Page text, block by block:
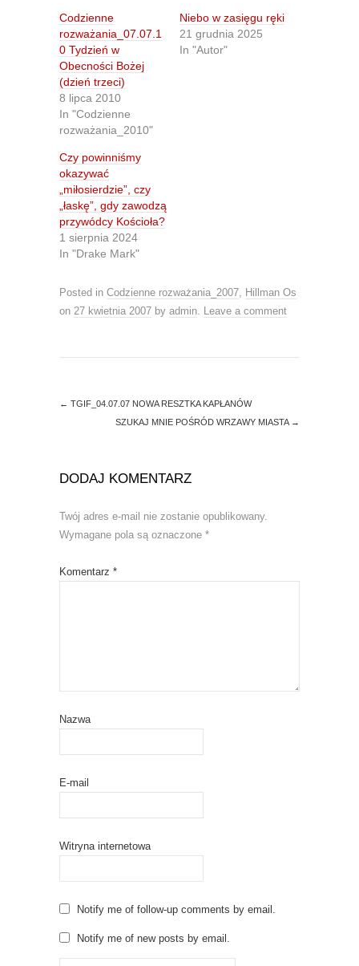
h
a
r
e
o
n
T
w
i
t
t
e
r
O
p
e
n
s
i
n
n
e
w
w
d
o
w
r
e
n
F
b
o
o
(
O
n
s
i
n
n
e
w
n
d
o
Codzienne
rozważania_07.07.1
0 Tydzień w
Obecności Bożej
(dzień trzeci)
8 lipca 2010
In "Codzienne
rozważania_2010"
Niebo w zasięgu ręki
21 grudnia 2025
In "Autor"
Czy powinniśmy
okazywać
„miłosierdzie”, czy
„łaskę”, gdy zawodzą
przywódcy Kościoła?
1 sierpnia 2024
In "Drake Mark"
Posted in Codzienne rozważania_2007, Hillman Os
on 27 kwietnia 2007 by admin. Leave a comment
← TGIF_04.07.07 NOWA RESZTKA KAPŁANÓW
SZUKAJ MNIE POŚRÓD WRZAWY MIASTA →
DODAJ KOMENTARZ
Twój adres e-mail nie zostanie opublikowany.
Wymagane pola są oznaczone *
Komentarz *
Nazwa
E-mail
Witryna internetowa
Notify me of follow-up comments by email.
Notify me of new posts by email.